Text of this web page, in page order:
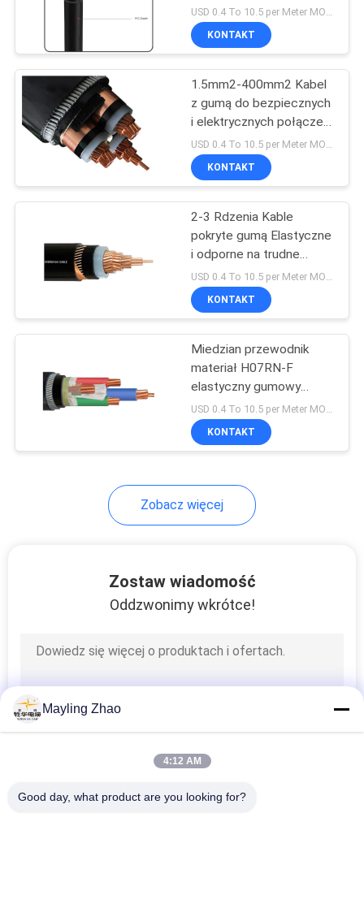
Antena Wiązany
kabel
Przewód z gumową
osłoną
Kable sterujące
Kabel z
ekranowanym
wysokotemperaturowy
gumową osłoną do
zastosowań ciężkich
USD 0.4 To 10.5 per Meter MOQ:500M
KONTAKT
1.5mm2-400mm2 Kabel
z gumą do bezpiecznych
i elektrycznych połączeń
w przemyśle
USD 0.4 To 10.5 per Meter MOQ:500M
KONTAKT
2-3 Rdzenia Kable
pokryte gumą Elastyczne
i odporne na trudne
warunki
KONTAKT
Miedzian przewodnik
materiał H07RN-F
elastyczny gumowy
przewód zasilający 1,5
mm2-400 mm2 do
zastosowań
KONTAKT
Zobacz więcej
Zostaw wiadomość
Oddzwonimy wkrótce!
Mayling Zhao
4:12 AM
Good day, what product are you looking for?